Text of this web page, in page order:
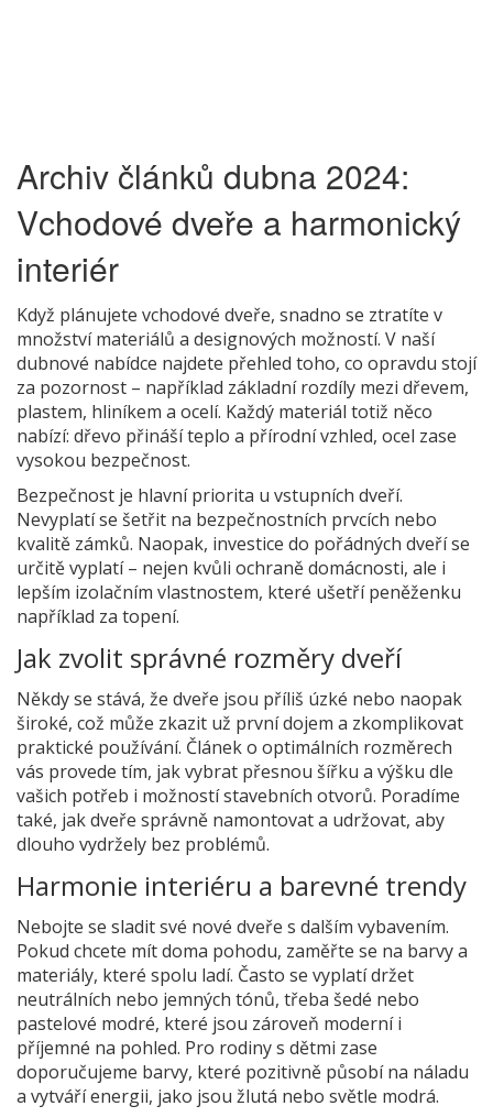
Archiv článků dubna 2024:
Vchodové dveře a harmonický
interiér
Když plánujete vchodové dveře, snadno se ztratíte v
množství materiálů a designových možností. V naší
dubnové nabídce najdete přehled toho, co opravdu stojí
za pozornost – například základní rozdíly mezi dřevem,
plastem, hliníkem a ocelí. Každý materiál totiž něco
nabízí: dřevo přináší teplo a přírodní vzhled, ocel zase
vysokou bezpečnost.
Bezpečnost je hlavní priorita u vstupních dveří.
Nevyplatí se šetřit na bezpečnostních prvcích nebo
kvalitě zámků. Naopak, investice do pořádných dveří se
určitě vyplatí – nejen kvůli ochraně domácnosti, ale i
lepším izolačním vlastnostem, které ušetří peněženku
například za topení.
Jak zvolit správné rozměry dveří
Někdy se stává, že dveře jsou příliš úzké nebo naopak
široké, což může zkazit už první dojem a zkomplikovat
praktické používání. Článek o optimálních rozměrech
vás provede tím, jak vybrat přesnou šířku a výšku dle
vašich potřeb i možností stavebních otvorů. Poradíme
také, jak dveře správně namontovat a udržovat, aby
dlouho vydržely bez problémů.
Harmonie interiéru a barevné trendy
Nebojte se sladit své nové dveře s dalším vybavením.
Pokud chcete mít doma pohodu, zaměřte se na barvy a
materiály, které spolu ladí. Často se vyplatí držet
neutrálních nebo jemných tónů, třeba šedé nebo
pastelové modré, které jsou zároveň moderní i
příjemné na pohled. Pro rodiny s dětmi zase
doporučujeme barvy, které pozitivně působí na náladu
a vytváří energii, jako jsou žlutá nebo světle modrá.